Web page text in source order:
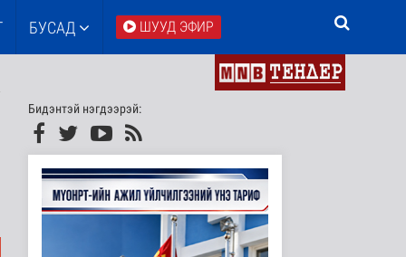
БУСАД ШУУД ЭФИР
Бидэнтэй нэгдээрэй: